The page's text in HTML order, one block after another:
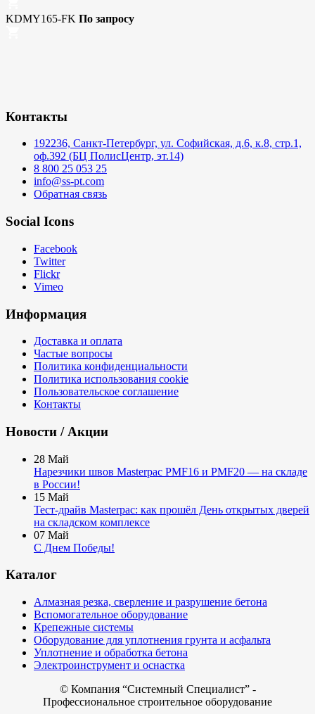
KDMY165-FK По запросу
Контакты
192236, Санкт-Петербург, ул. Софийская, д.6, к.8, стр.1,
оф.392 (БЦ ПолисЦентр, эт.14)
8 800 25 053 25
info@ss-pt.com
Обратная связь
Social Icons
Facebook
Twitter
Flickr
Vimeo
Информация
Доставка и оплата
Частые вопросы
Политика конфиденциальности
Политика использования cookie
Пользовательское соглашение
Контакты
Новости / Акции
28 Май
Нарезчики швов Masterpac PMF16 и PMF20 — на складе
в России!
15 Май
Тест-драйв Masterpac: как прошёл День открытых дверей
на складском комплексе
07 Май
С Днем Победы!
Каталог
Алмазная резка, сверление и разрушение бетона
Вспомогательное оборудование
Крепежные системы
Оборудование для уплотнения грунта и асфальта
Уплотнение и обработка бетона
Электроинструмент и оснастка
© Компания “Системный Специалист” -
Профессиональное строительное оборудование